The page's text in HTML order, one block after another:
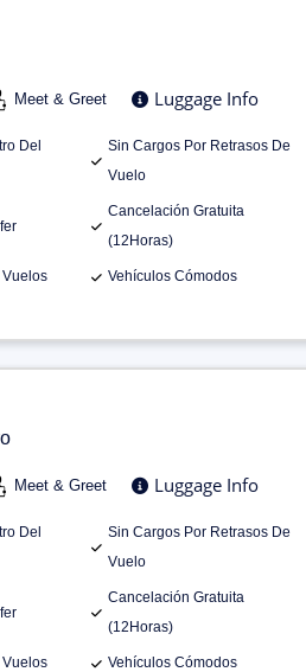
Meet & Greet Luggage Info
Del
Sin Cargos Por Retrasos De
Vuelo
Cancelación Gratuita
(12Horas)
Vehículos Cómodos
Meet & Greet Luggage Info
Del
Sin Cargos Por Retrasos De
Vuelo
Cancelación Gratuita
(12Horas)
Vehículos Cómodos